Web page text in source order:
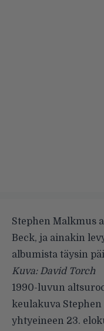
Stephen Malkmus
Beck, ja ainakin
albumista täysin
Kuva: David Torch
1990-luvun
keulakuva
yhtyeineen 23.